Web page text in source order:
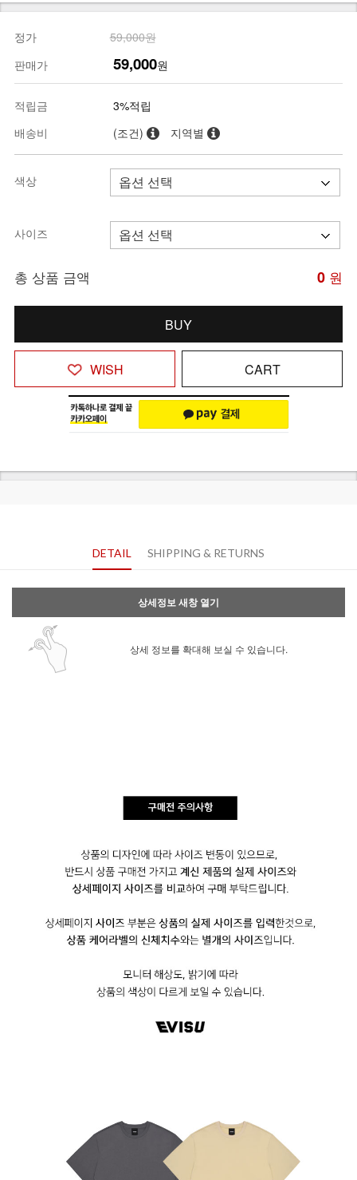
정가
59,000원
판매가
59,000원
적립금
3%적립
배송비
(조건) 지역별
색상
사이즈
총 상품 금액 0 원
BUY
WISH CART
DETAIL SHIPPING & RETURNS
상세정보 새창 열기
상세 정보를 확대해 보실 수 있습니다.